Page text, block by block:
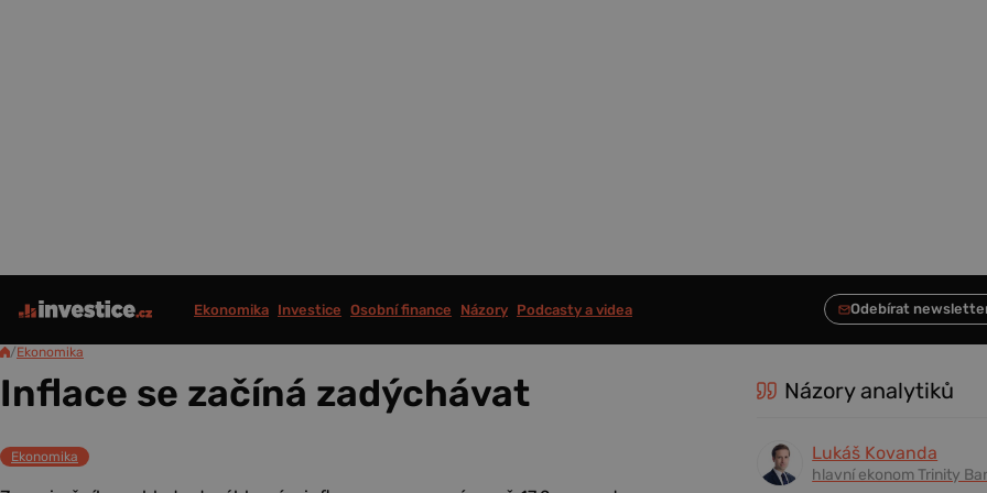
Ekonomika Investice Osobní finance Názory Podcasty a videa
/Ekonomika
Inflace se začíná zadýchávat
Ekonomika
Názory analytiků
Lukáš Kovanda
hlavní ekonom Trinity